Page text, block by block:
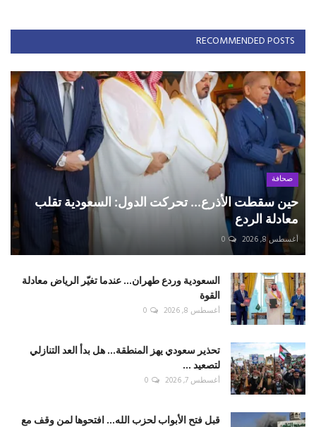
RECOMMENDED POSTS
صحافة
حين سقطت الأذرع... تحركت الدول: السعودية تقلب
معادلة الردع
أغسطس 8, 2026 0
السعودية وردع طهران... عندما تغيّر الرياض معادلة
القوة
أغسطس 8, 2026 0
تحذير سعودي يهز المنطقة... هل بدأ العد التنازلي
لتصعيد ...
أغسطس 7, 2026 0
قبل فتح الأبواب لحزب الله... افتحوها لمن وقف مع